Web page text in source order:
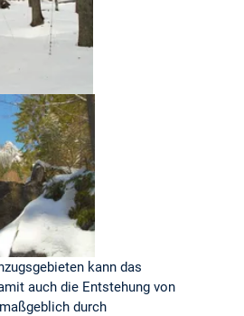
kann das
auch die Entstehung von
durch